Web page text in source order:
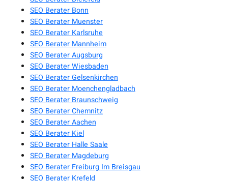
SEO Berater Bonn
SEO Berater Muenster
SEO Berater Karlsruhe
SEO Berater Mannheim
SEO Berater Augsburg
SEO Berater Wiesbaden
SEO Berater Gelsenkirchen
SEO Berater Moenchengladbach
SEO Berater Braunschweig
SEO Berater Chemnitz
SEO Berater Aachen
SEO Berater Kiel
SEO Berater Halle Saale
SEO Berater Magdeburg
SEO Berater Freiburg Im Breisgau
SEO Berater Krefeld